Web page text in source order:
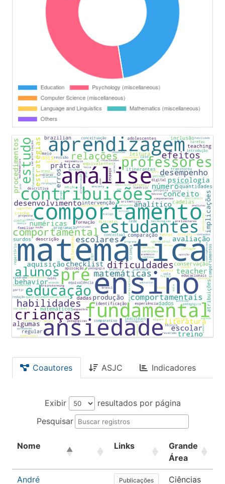
Coautores ASJC Indicadores
Exibir
resultados por página
Pesquisar
Nome Links
Grande
Área
André Publicações Ciências